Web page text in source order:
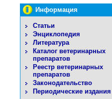
Информация
Статьи
Энциклопедия
Литература
Каталог ветеринарных
препаратов
Реестр ветеринарных
препаратов
Законодательство
Периодические издания